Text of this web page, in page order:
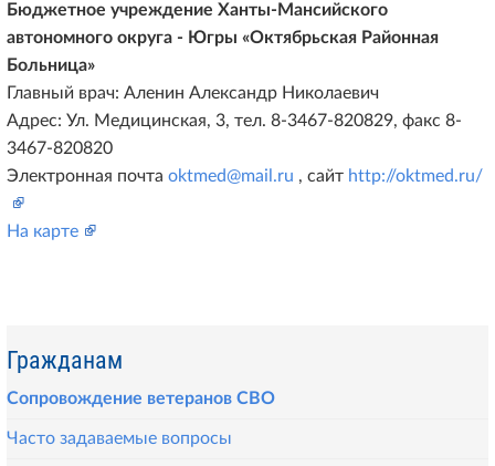
Бюджетное учреждение Ханты-Мансийского
автономного округа - Югры «Октябрьская Районная
Больница»
Главный врач: Аленин Александр Николаевич
Адрес: Ул. Медицинская, 3, тел. 8-3467-820829, факс 8-
3467-820820
Электронная почта oktmed@mail.ru , сайт http://oktmed.ru/
На карте
Гражданам
Сопровождение ветеранов СВО
Часто задаваемые вопросы